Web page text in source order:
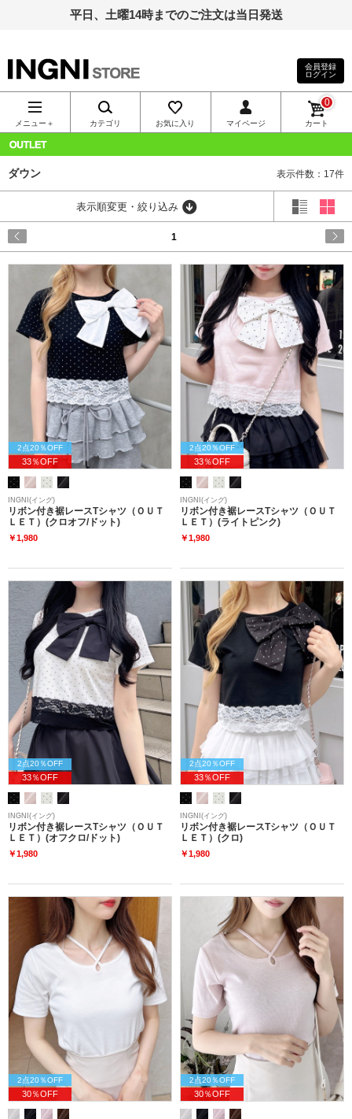
平日、土曜14時までのご注文は当日発送
INGNI（イン
グ）公式通
販｜INGNI
STORE
会員登録
ログイン
メニュー＋ カテゴリ お気に入り マイページ カート
0
ダウン 表示件数：17件
表示順変更・絞り込み
1
2点20％OFF
33％OFF
INGNI(イング)
リボン付き裾レースTシャツ（ＯＵＴ
ＬＥＴ）(クロオフ/ドット)
￥1,980
2点20％OFF
33％OFF
INGNI(イング)
リボン付き裾レースTシャツ（ＯＵＴ
ＬＥＴ）(ライトピンク)
￥1,980
2点20％OFF
33％OFF
INGNI(イング)
リボン付き裾レースTシャツ（ＯＵＴ
ＬＥＴ）(オフクロ/ドット)
￥1,980
2点20％OFF
33％OFF
INGNI(イング)
リボン付き裾レースTシャツ（ＯＵＴ
ＬＥＴ）(クロ)
￥1,980
2点20％OFF
30％OFF
2点20％OFF
30％OFF